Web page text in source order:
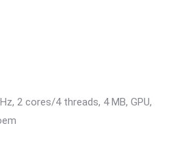
2 cores/4 threads, 4 MB, GPU,